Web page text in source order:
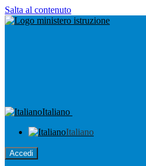
Salta al contenuto
Italiano
Italiano
Accedi